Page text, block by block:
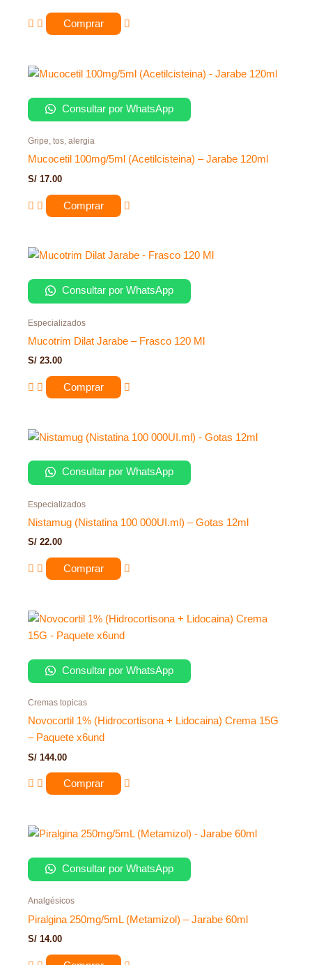
Comprar
Consultar por WhatsApp
Gripe, tos, alergia
Mucocetil 100mg/5ml (Acetilcisteina) – Jarabe 120ml
S/ 17.00
Comprar
Consultar por WhatsApp
Especializados
Mucotrim Dilat Jarabe – Frasco 120 Ml
S/ 23.00
Comprar
Consultar por WhatsApp
Especializados
Nistamug (Nistatina 100 000UI.ml) – Gotas 12ml
S/ 22.00
Comprar
Consultar por WhatsApp
Cremas topicas
Novocortil 1% (Hidrocortisona + Lidocaina) Crema 15G
– Paquete x6und
S/ 144.00
Comprar
Consultar por WhatsApp
Analgésicos
Piralgina 250mg/5mL (Metamizol) – Jarabe 60ml
S/ 14.00